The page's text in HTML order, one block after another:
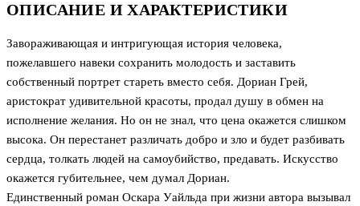
ОПИСАНИЕ И ХАРАКТЕРИСТИКИ
Завораживающая и интригующая история человека,
пожелавшего навеки сохранить молодость и заставить
собственный портрет стареть вместо себя. Дориан Грей,
аристократ удивительной красоты, продал душу в обмен на
исполнение желания. Но он не знал, что цена окажется слишком
высока. Он перестанет различать добро и зло и будет разбивать
сердца, толкать людей на самоубийство, предавать. Искусство
окажется губительнее, чем думал Дориан.
Единственный роман Оскара Уайльда при жизни автора вызывал